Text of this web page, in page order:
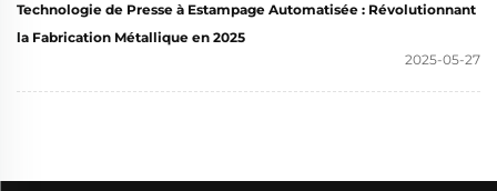
Technologie de Presse à Estampage Automatisée : Révolutionnant
la Fabrication Métallique en 2025
2025-05-27